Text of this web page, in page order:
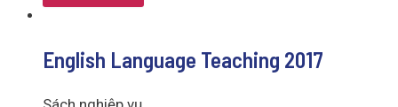
English Language Teaching 2017